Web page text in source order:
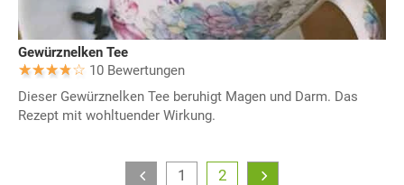
Gewürznelken Tee
10 Bewertungen
Dieser Gewürznelken Tee beruhigt Magen und Darm. Das
Rezept mit wohltuender Wirkung.
1 2